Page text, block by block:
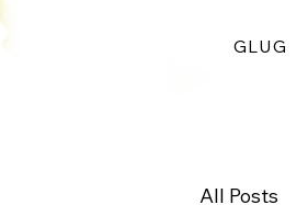
GLUG
All Posts